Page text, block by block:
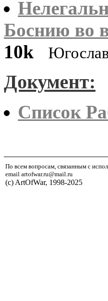
Боснию во
10k
Документ:
Список
По всем вопросам, связанным с
email artofwar.ru@mail.ru
(с) ArtOfWar, 1998-2025